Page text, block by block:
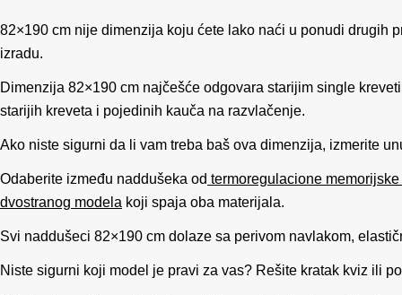
82×190 cm nije dimenzija koju ćete lako naći u ponudi drugih
izradu.
Dimenzija 82×190 cm najčešće odgovara starijim single
starijih kreveta i pojedinih kauča na razvlačenje.
Ako niste sigurni da li vam treba baš ova dimenzija, izmerite
Odaberite između naddušeka od termoregulacione
dvostranog modela koji spaja oba materijala.
Svi naddušeci 82×190 cm dolaze sa perivom navlakom,
Niste sigurni koji model je pravi za vas? Rešite kratak kviz ili